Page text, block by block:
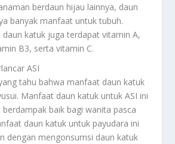
berdaun hijau lainnya, daun
banyak manfaat untuk tubuh.
daun katuk juga terdapat vitamin A,
B3, serta vitamin C.
ASI
tahu bahwa manfaat daun katuk
Manfaat daun katuk untuk ASI ini
baik bagi wanita pasca
daun katuk untuk payudara ini
dengan mengonsumsi daun katuk